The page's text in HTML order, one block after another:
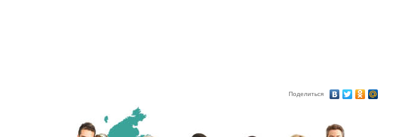
Поделиться